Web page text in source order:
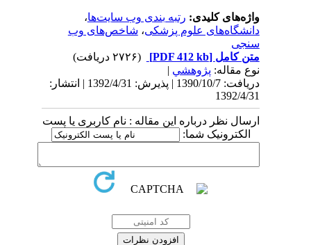
واژه‌های کلیدی:رتبه بندی وب سایت‌ها،
دانشگاه‌های علوم پزشکی،شاخص‌های وب
سنجی
متن کامل[PDF 412 kb]
نوع مقاله:پژوهشي|
دریافت: 1390/10/7 | پذیرش: 1392/4/31 | انتشار:
1392/4/31
ارسال نظر درباره این مقاله : نام کاربری یا پست
الکترونیک شما: